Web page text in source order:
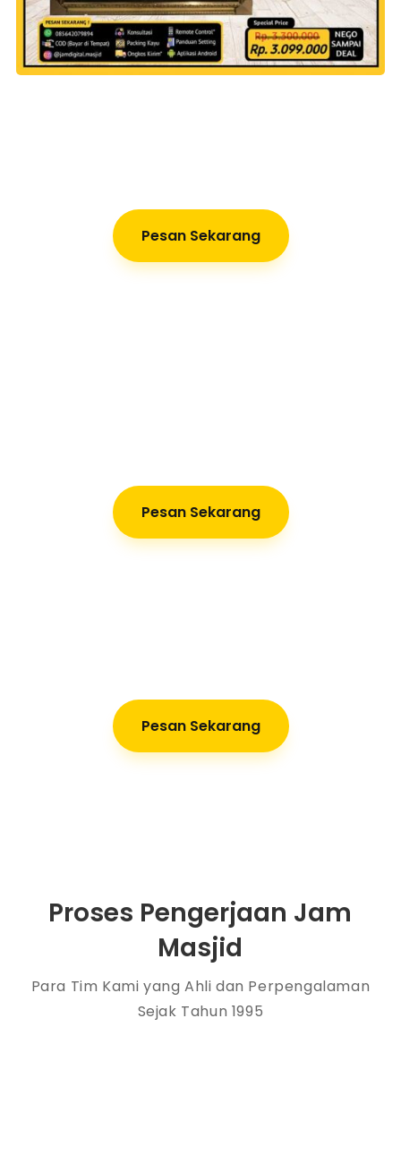
Pesan Sekarang
Pesan Sekarang
Pesan Sekarang
Proses Pengerjaan Jam
Masjid
Para Tim Kami yang Ahli dan Perpengalaman
Sejak Tahun 1995